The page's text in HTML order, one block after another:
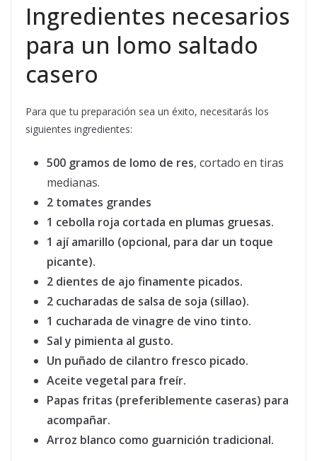
Ingredientes necesarios
para un lomo saltado
casero
Para que tu preparación sea un éxito, necesitarás los
siguientes ingredientes:
500 gramos de lomo de res, cortado en tiras
medianas.
2 tomates grandes
1 cebolla roja cortada en plumas gruesas.
1 ají amarillo (opcional, para dar un toque
picante).
2 dientes de ajo finamente picados.
2 cucharadas de salsa de soja (sillao).
1 cucharada de vinagre de vino tinto.
Sal y pimienta al gusto.
Un puñado de cilantro fresco picado.
Aceite vegetal para freír.
Papas fritas (preferiblemente caseras) para
acompañar.
Arroz blanco como guarnición tradicional.